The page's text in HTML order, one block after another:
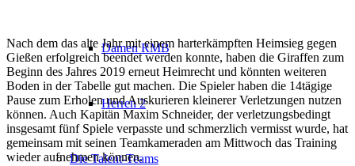
Damen RMB
Herren 2
Die Talent-Teams
Nach dem das alte Jahr mit einem harterkämpften Heimsieg gegen
Gießen erfolgreich beendet werden konnte, haben die Giraffen zum
Beginn des Jahres 2019 erneut Heimrecht und könnten weiteren
Boden in der Tabelle gut machen. Die Spieler haben die 14tägige
Pause zum Erholen und Auskurieren kleinerer Verletzungen nutzen
können. Auch Kapitän Maxim Schneider, der verletzungsbedingt
insgesamt fünf Spiele verpasste und schmerzlich vermisst wurde, hat
gemeinsam mit seinen Teamkameraden am Mittwoch das Training
wieder aufnehmen können.